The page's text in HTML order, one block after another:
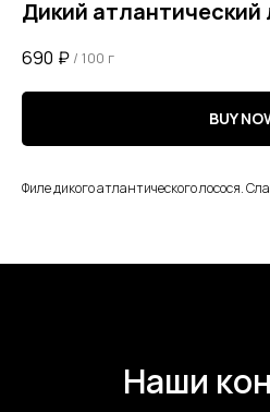
Дикий атлантический
690 ₽ / 100 г
BUY
Филе дикого атлантического лосося.
Наши